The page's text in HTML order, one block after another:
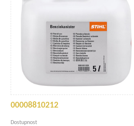
00008810212
Dostupnost